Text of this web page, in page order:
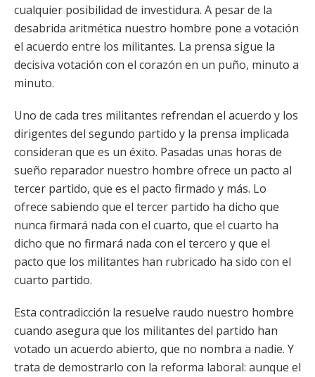
cualquier posibilidad de investidura. A pesar de la
desabrida aritmética nuestro hombre pone a votación
el acuerdo entre los militantes. La prensa sigue la
decisiva votación con el corazón en un puño, minuto a
minuto.
Uno de cada tres militantes refrendan el acuerdo y los
dirigentes del segundo partido y la prensa implicada
consideran que es un éxito. Pasadas unas horas de
sueño reparador nuestro hombre ofrece un pacto al
tercer partido, que es el pacto firmado y más. Lo
ofrece sabiendo que el tercer partido ha dicho que
nunca firmará nada con el cuarto, que el cuarto ha
dicho que no firmará nada con el tercero y que el
pacto que los militantes han rubricado ha sido con el
cuarto partido.
Esta contradicción la resuelve raudo nuestro hombre
cuando asegura que los militantes del partido han
votado un acuerdo abierto, que no nombra a nadie. Y
trata de demostrarlo con la reforma laboral: aunque el